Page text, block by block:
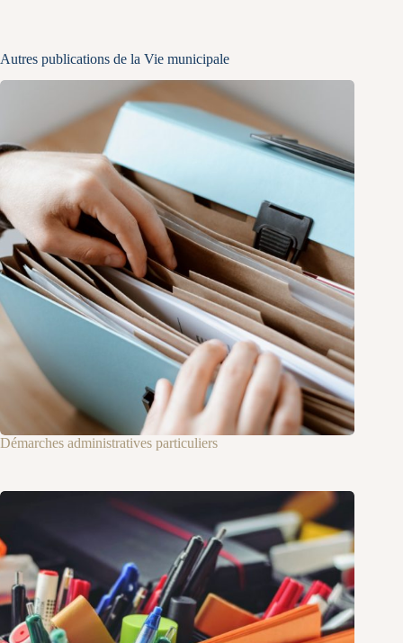
Autres publications de la Vie municipale
Démarches administratives particuliers